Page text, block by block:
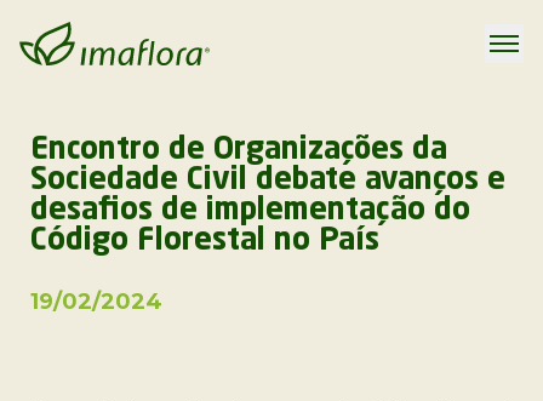
Encontro de Organizações da
Sociedade Civil debate avanços e
desafios de implementação do
Código Florestal no País
19/02/2024